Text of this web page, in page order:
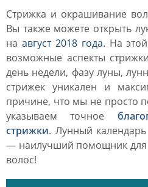
Стрижка и окрашивание
Вы также можете открыть
на август 2018 года. На
возможные аспекты
день недели, фазу луны,
стрижек уникален и
причине, что мы не просто
указываем точное
стрижки. Лунный
— наилучший помощник для
волос!